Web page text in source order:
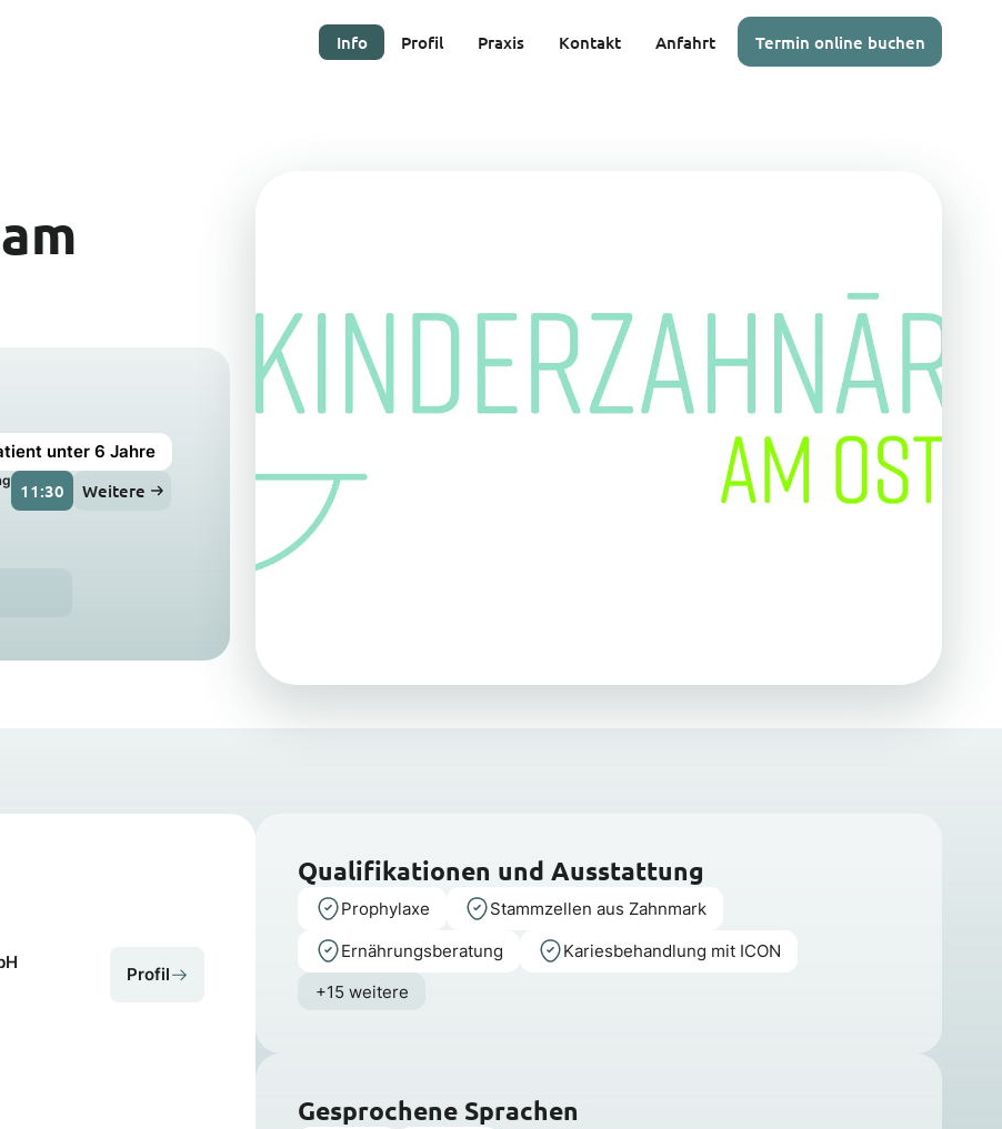
Info Profil Praxis Kontakt Anfahrt Termin online buchen
unter 6 Jahre
11:30 Weitere
Profil
Qualifikationen und Ausstattung
Prophylaxe Stammzellen aus Zahnmark
Ernährungs­beratung
Kariesbehand­lung mit ICON
+15 weitere
Gesprochene Sprachen